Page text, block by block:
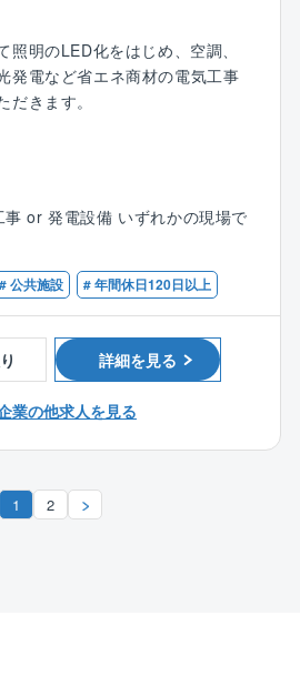
が99％であり、行政からの信頼
業です。
、高効率空調等）導入のコンサ
エネルギーの導入を、企画・設
でトータルソリューション提案
みです。
性を考慮し、カーボンニュート
抽出、実現に向けたプラン策定
マップをご提案。
施工を含む「デザインビルド方
能となるため、全国の沢山の自
いただいております。
各自治体の信頼を勝ち取り、破竹
生エネルギーや、省エネルギー
ューションを手掛けている同
でIPO準備フェーズの貴重な時
の中での事業成長の中核を担え
掛かっており、さらに事業を拡
いるカーボンニュートラルに対
り等の一助を担える大変社会貢
ることができます。
況感に左右されない。
いるカーボンニュートラルに対
り等の一助を担える大変社会貢
れます。
況感に左右されない
超でIPO準備フェーズの貴重な時
の中核を担えます。
日祝休みの完全週休2日制のた
在22名が在籍しております（20
5名・50代6名）
照明のLED化をはじめ、空調、
発電など省エネ商材の電気工事
きます。
ち合わせ
の発注
工期・安全の管理
への立会い
公庁が占めており、愛知県内の病
事 or 発電設備 いずれかの現場で
# 公共施設 # 年間休日120日以上
詳細を見る
業の他求人を見る
1 2